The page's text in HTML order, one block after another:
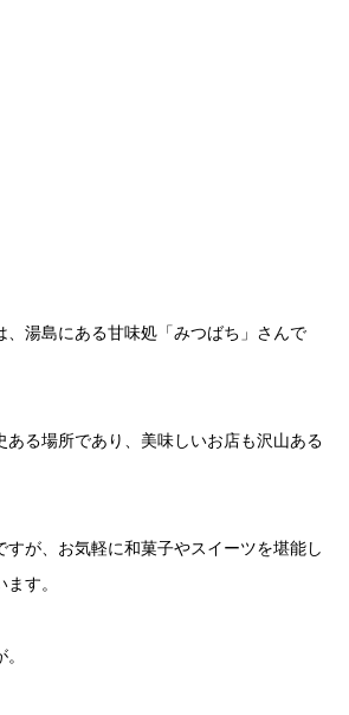
、湯島にある甘味処「みつばち」さんで
ある場所であり、美味しいお店も沢山ある
すが、お気軽に和菓子やスイーツを堪能し
す。